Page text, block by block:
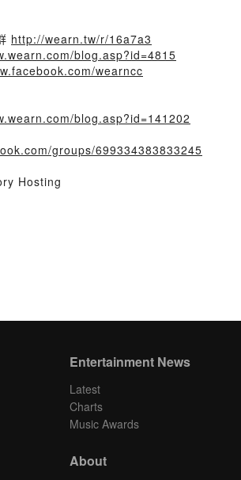
http://wearn.tw/r/16a7a3
blog.asp?id=4815
wearncc
blog.asp?id=141202
groups/699334383833245
Hosting
Entertainment News
Latest
Charts
Music Awards
About